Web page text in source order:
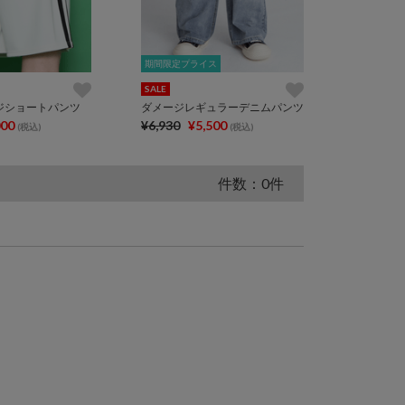
ショートパンツ
(税込)
期間限定プライス
期間限定プライス
SALE
ダメージレギュラーデニムパンツ
¥6,930 ¥5,500 (税込)
件数：0件